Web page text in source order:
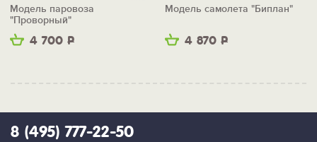
4 700 Р
Модель паровоза
"Проворный"
4 870 Р
Модель самолета "Биплан"
8 (495) 777-22-50